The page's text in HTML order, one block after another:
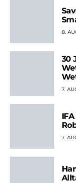
8.
30
7.
7.